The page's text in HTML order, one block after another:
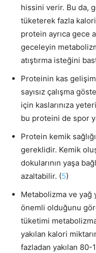
hissini verir. Bu da,
tüketerek fazla kalori
protein ayrıca gece
geceleyin
atıştırma isteğini
Proteinin kas
sayısız çalışma
için kaslarınıza
bu proteini de spor
Protein kemik
gereklidir. Kemik
dokularının yaşa
azaltabilir. (5)
Metabolizma ve yağ
önemli olduğunu
tüketimi
yakılan kalori
fazladan yakılan 80-